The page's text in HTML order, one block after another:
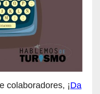
colaboradores, ¡Da